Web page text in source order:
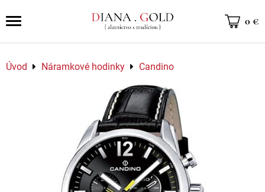
0 €
Úvod Náramkové hodinky Candino